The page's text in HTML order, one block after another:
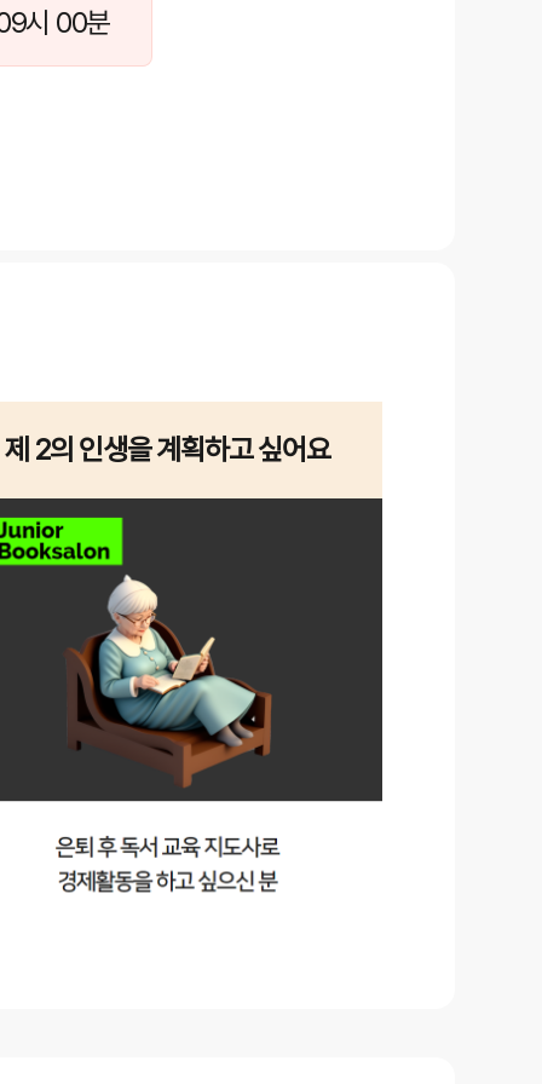
시 00분
제 2의 인생을 계획하고 싶어요